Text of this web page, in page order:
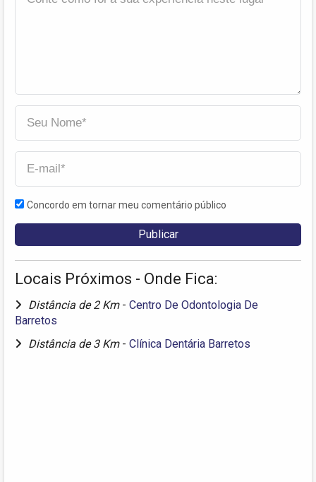
Concordo em tornar meu comentário público
Locais Próximos - Onde Fica:
Distância de 2 Km - Centro De Odontologia De
Barretos
Distância de 3 Km - Clínica Dentária Barretos